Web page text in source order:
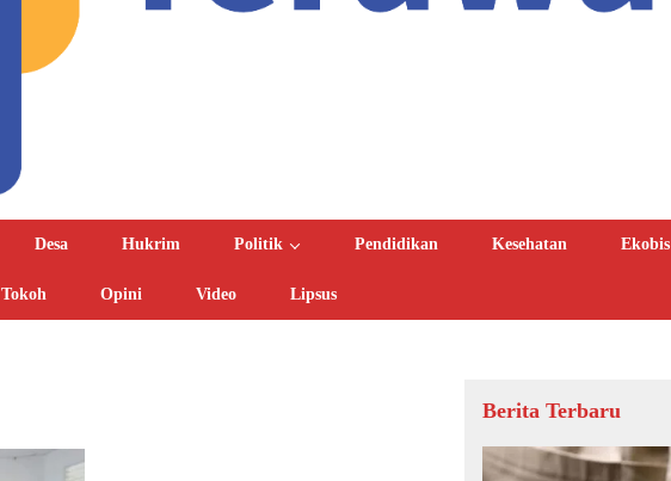
Desa Hukrim Politik Pendidikan Kesehatan Ekobis
Tokoh Opini Video Lipsus
Berita Terbaru